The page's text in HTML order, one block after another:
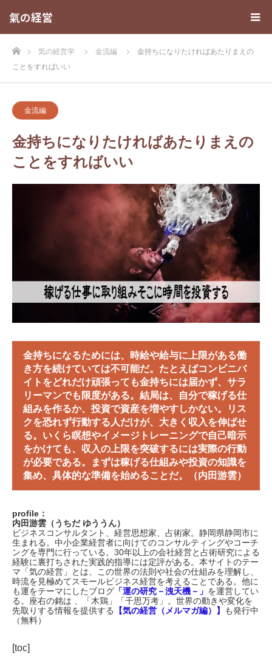
氣の経営
ホーム気の経営学 金流編
金持ちになりたければあたりまえの
ことをすればいい
金流編
金持ちになりたければあたりまえの
ことをすればいい
金持ちになるためには、時給や給与に上限がある働
き方を続けていては不可能だ。たとえばコンビニバ
イトをどれだけ頑張っても金持ちには届かず、サラ
リーマンでも限度がある。結局は、自分で稼げる仕
組みを作るか、投資で資産を増やすしかない。リス
クを恐れず行動する人だけが、大きく収入を伸ばせ
る。いくら瞑想やイメージトレーニングで自己暗示
をかけても、収入の上限を突破するには実際の行動
が必要である。まずは稼げる仕組みや投資の知識を
集め、具体的な準備を始めることだ。（内田游雲）
profile：
内田游雲（うちだ ゆううん）
ビジネスコンサルタント、経営思想家、占術家。静岡県静岡市に
生まれる。中小企業経営者に向けてのコンサルティングやコーチ
ングを専門に行っている。30年以上の会社経営と占術研究による
経験に裏打ちされた実践的指導には定評がある。本サイトのテー
マ「気の経営」とは、この世界の法則や社会の仕組みを理解し、
時流を見極めてスモールビジネス経営を考えることである。他に
も運をテーマにしたブログ 「運の研究－洩天機－」 を運営してい
る。座右の銘は 、「木鶏」「千思万考」。世界の動きや変化を
先取りする情報を提供する
【気の経営（メルマガ編）】
も発行中
（無料）
[toc]